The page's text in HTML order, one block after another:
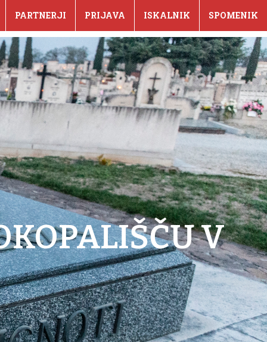
PARTNERJI PRIJAVA ISKALNIK SPOMENIK
V